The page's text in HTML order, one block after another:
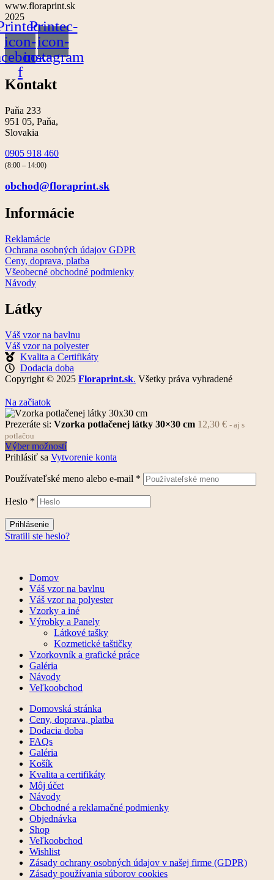
www.floraprint.sk
2025
icon-
f
Printec-
icon-
instagram
Kontakt
Paňa 233
951 05, Paňa,
Slovakia
0905 918 460
(8:00 – 14:00)
obchod@floraprint.sk
Informácie
Reklamácie
Ochrana osobných údajov GDPR
Ceny, doprava, platba
Všeobecné obchodné podmienky
Návody
Látky
Váš vzor na bavlnu
Váš vzor na polyester
Kvalita a Certifikáty
Dodacia doba
Copyright © 2025 Floraprint.sk. Všetky práva vyhradené
Na začiatok
Prezeráte si: Vzorka potlačenej látky 30×30 cm 12,30 € - aj s
potlačou
Výber možností
Prihlásiť sa Vytvorenie konta
Používateľské meno alebo e-mail *
Heslo *
Prihlásenie
Stratili ste heslo?
Domov
Váš vzor na bavlnu
Váš vzor na polyester
Vzorky a iné
Výrobky a Panely
Látkové tašky
Kozmetické taštičky
Vzorkovník a grafické práce
Galéria
Návody
Veľkoobchod
Domovská stránka
Ceny, doprava, platba
Dodacia doba
FAQs
Galéria
Košík
Kvalita a certifikáty
Môj účet
Návody
Obchodné a reklamačné podmienky
Objednávka
Shop
Veľkoobchod
Wishlist
Zásady ochrany osobných údajov v našej firme (GDPR)
Zásady používania súborov cookies